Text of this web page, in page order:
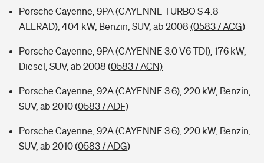
Porsche Cayenne, 9PA (CAYENNE TURBO S 4.8
ALLRAD), 404 kW, Benzin, SUV, ab 2008 (0583 / ACG)
Porsche Cayenne, 9PA (CAYENNE 3.0 V6 TDI), 176 kW,
Diesel, SUV, ab 2008 (0583 / ACN)
Porsche Cayenne, 92A (CAYENNE 3.6), 220 kW, Benzin,
SUV, ab 2010(0583 / ADF)
Porsche Cayenne, 92A (CAYENNE 3.6), 220 kW, Benzin,
SUV, ab 2010(0583 / ADG)